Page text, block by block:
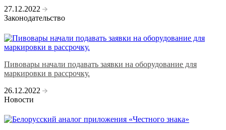
27.12.2022
Законодательство
Пивовары начали подавать заявки на оборудование для
маркировки в рассрочку.
26.12.2022
Новости